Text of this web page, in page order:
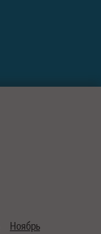
Ноябрь